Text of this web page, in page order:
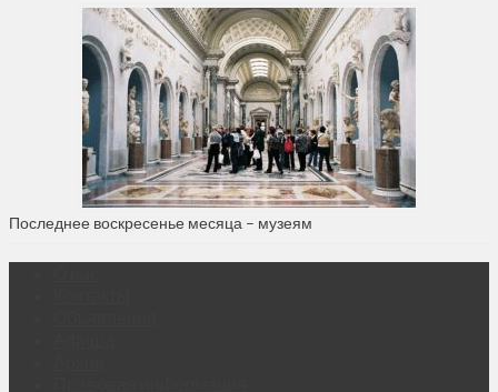
Последнее воскресенье месяца – музеям